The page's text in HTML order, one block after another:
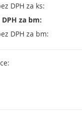
DPH za ks:
DPH za bm:
DPH za bm: